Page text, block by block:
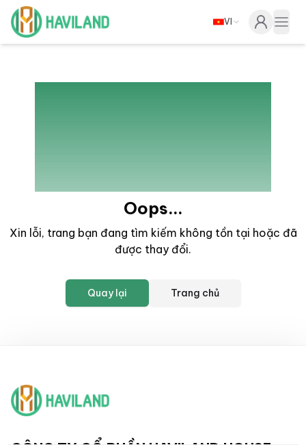
Haviland
VI
404
Oops...
Xin lỗi, trang bạn đang tìm kiếm không tồn tại hoặc đã
được thay đổi.
Quay lại Trang chủ